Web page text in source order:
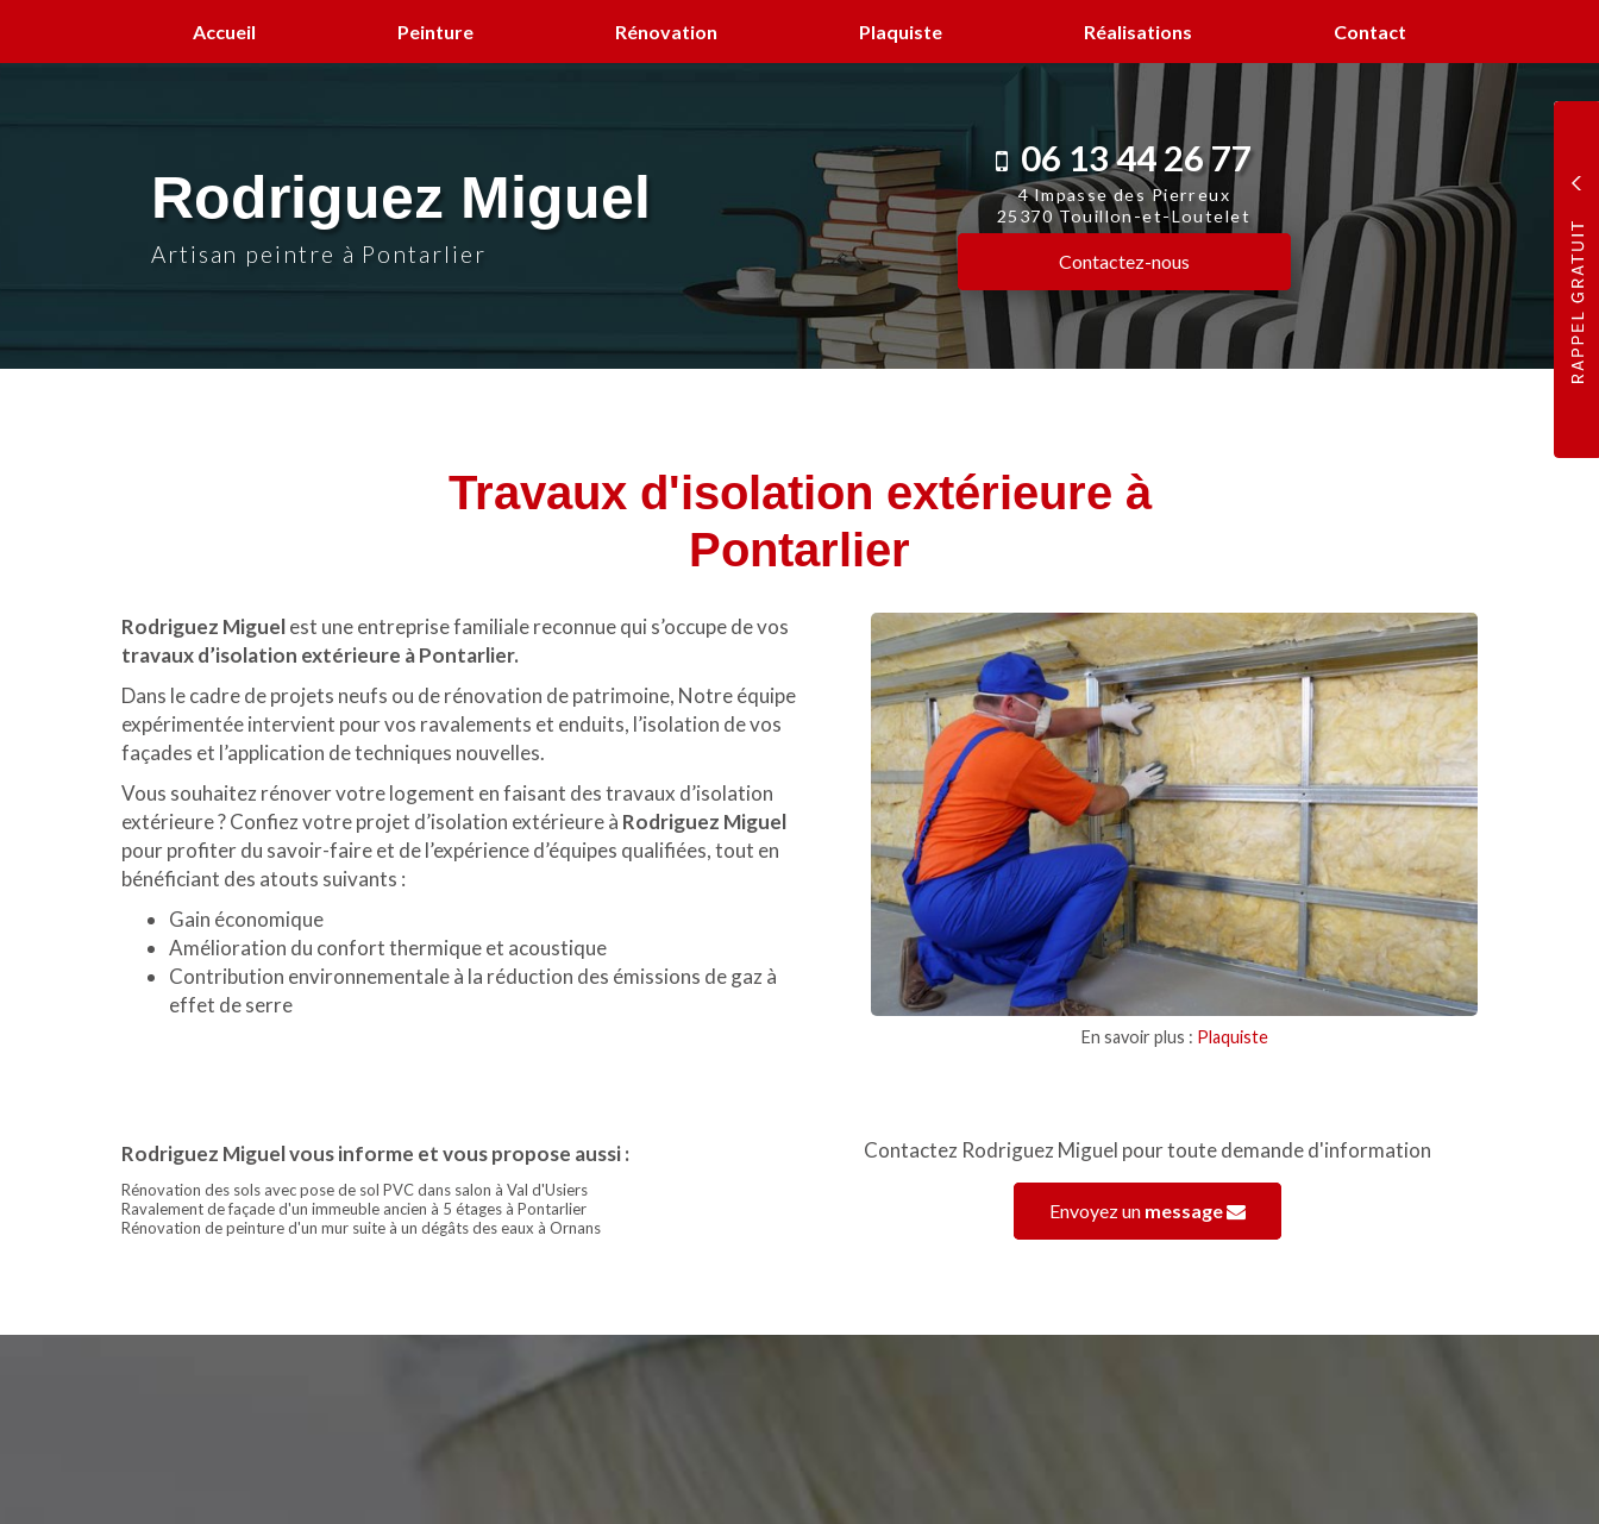
contenu
Accueil Peinture Rénovation Plaquiste Réalisations Contact
Rodriguez Miguel
Artisan peintre à Pontarlier
06 13 44 26 77
4 Impasse des Pierreux
25370 Touillon-et-Loutelet
Contactez-nous
Travaux d'isolation extérieure à
Pontarlier
En savoir plus : Plaquiste
Rodriguez Miguelest une entreprise familiale reconnue qui s’occupe de vos
travaux d’isolation extérieure à Pontarlier.
Dans le cadre de projets neufs ou de rénovation de patrimoine, Notre équipe
expérimentée intervient pour vos ravalements et enduits, l’isolation de vos
façades et l’application de techniques nouvelles.
Vous souhaitez rénover votre logement en faisant des travaux d’isolation
extérieure ? Confiez votre projet d’isolation extérieure à Rodriguez Miguel
pour profiter du savoir-faire et de l’expérience d’équipes qualifiées, tout en
bénéficiant des atouts suivants :
Gain économique
Amélioration du confort thermique et acoustique
Contribution environnementale à la réduction des émissions de gaz à
effet de serre
Rodriguez Miguel vous informe et vous propose aussi :
Rénovation des sols avec pose de sol PVC dans salon à Val d'Usiers
Ravalement de façade d'un immeuble ancien à 5 étages à Pontarlier
Rénovation de peinture d'un mur suite à un dégâts des eaux à Ornans
Contactez Rodriguez Miguel pour toute demande d'information
Envoyez un message